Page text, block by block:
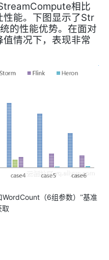
相比
性能。下图显示了Str
的性能优势。在面对
值情况下，表现非常
WordCount （6组参数）”基准
取